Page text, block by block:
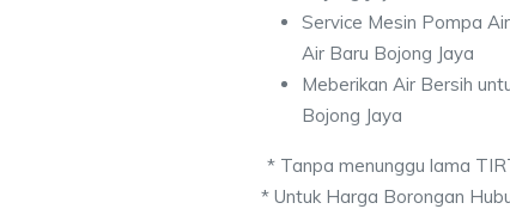
Service Mesin Pompa
Air Baru Bojong Jaya
Meberikan Air Bersih
Bojong Jaya
* Tanpa menunggu lama
* Untuk Harga Borongan